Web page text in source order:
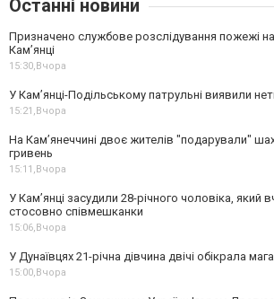
Останні новини
Призначено службове розслідування пожежі
Кам’янці
15:30,Вчора
У Кам’янці-Подільському патрульні виявили
15:21,Вчора
На Камʼянеччині двоє жителів "подарували"
гривень
15:11,Вчора
У Камʼянці засудили 28-річного чоловіка, який
стосовно співмешканки
15:06,Вчора
У Дунаївцях 21-річна дівчина двічі обікрала
15:00,Вчора